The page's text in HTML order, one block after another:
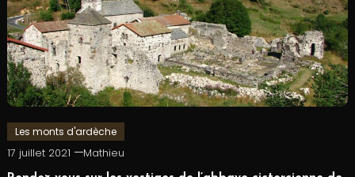
Les monts d'ardèche
17 juillet 2021 Mathieu